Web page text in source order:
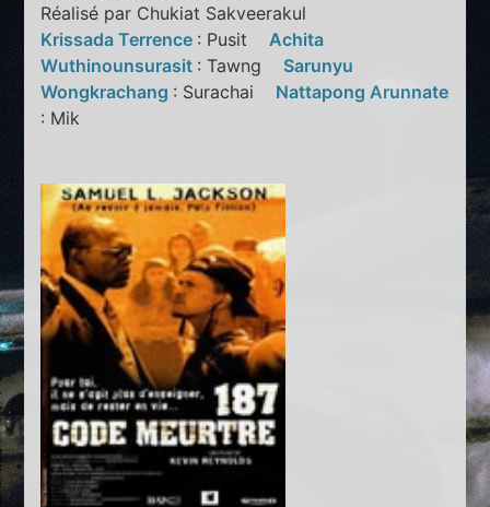
Réalisé par Chukiat Sakveerakul
Krissada Terrence : Pusit Achita
Wuthinounsurasit : Tawng Sarunyu
Wongkrachang : Surachai Nattapong Arunnate
: Mik